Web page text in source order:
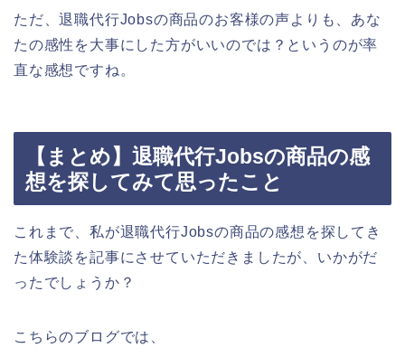
ただ、退職代行Jobsの商品のお客様の声よりも、あな
たの感性を大事にした方がいいのでは？というのが率
直な感想ですね。
【まとめ】退職代行Jobsの商品の感
想を探してみて思ったこと
これまで、私が退職代行Jobsの商品の感想を探してき
た体験談を記事にさせていただきましたが、いかがだ
ったでしょうか？
こちらのブログでは、